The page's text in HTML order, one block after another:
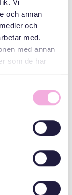
Vi
och annan
och
med.
med annan
som de har
år som
besöksnäring,
är även